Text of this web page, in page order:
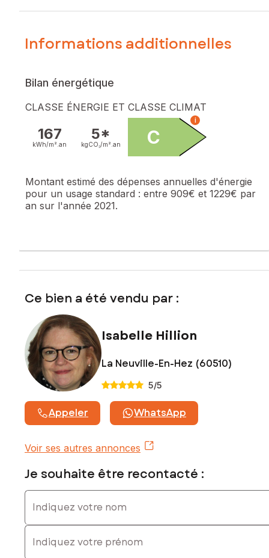
Informations additionnelles
Bilan énergétique
CLASSE ÉNERGIE ET CLASSE CLIMAT
167
kWh/m². an
5*
kgCO₂/m². an C
i
Montant estimé des dépenses annuelles d'énergie
pour un usage standard : entre 909€ et 1229€ par
an sur l'année 2021.
Ce bien a été vendu par :
Isabelle Hillion
La Neuville-En-Hez (60510)
5/5
Appeler WhatsApp
Voir ses autres annonces
Je souhaite être recontacté :
Indiquez votre nom
Indiquez votre prénom